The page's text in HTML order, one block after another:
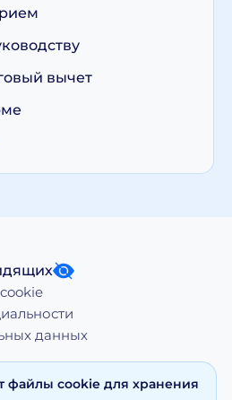
вычет
данных
файлы cookie для хранения